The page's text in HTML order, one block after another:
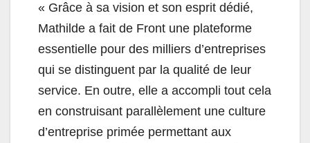
« Grâce à sa vision et son esprit dédié,
Mathilde a fait de Front une plateforme
essentielle pour des milliers d’entreprises
qui se distinguent par la qualité de leur
service. En outre, elle a accompli tout cela
en construisant parallèlement une culture
d’entreprise primée permettant aux